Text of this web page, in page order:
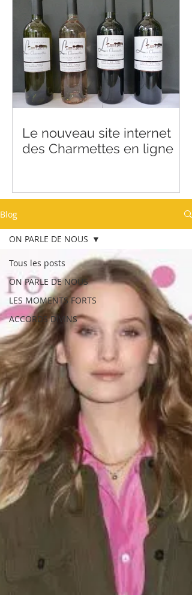
Le nouveau site internet
des Charmettes en ligne
Blog
Tous les posts
ON PARLE DE NOUS
LES MOMENTS FORTS
ACCORDS DIVINS
ON PARLE DE NOUS